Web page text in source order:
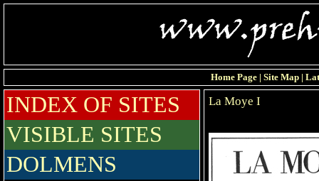
Home Page | Site Map |
INDEX OF SITES
VISIBLE SITES
DOLMENS
La Moye I